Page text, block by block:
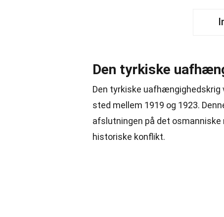
Den tyrkiske
Den tyrkiske uafhængighedskrig
sted mellem 1919 og 1923.
afslutningen på det osmanniske
historiske konflikt.